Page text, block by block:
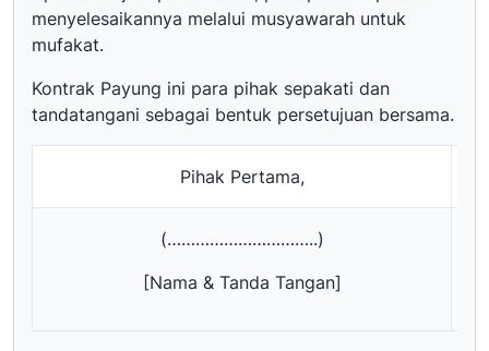
menyelesaikannya melalui musyawarah untuk
mufakat.
Kontrak Payung ini para pihak sepakati dan
tandatangani sebagai bentuk persetujuan bersama.
Pihak Pertama,
(…………………………..)
[Nama & Tanda Tangan]